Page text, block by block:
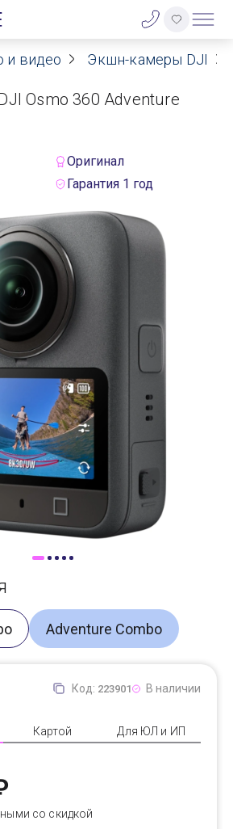
и видео Экшн-камеры DJI
Osmo 360 Adventure
Оригинал
Гарантия 1 год
Adventure Combo
Код: 223901 В наличии
Картой Для ЮЛ и ИП
со скидкой